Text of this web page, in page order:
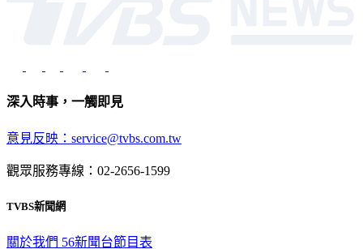
深入時事，一觸即見
意見反映：service@tvbs.com.tw
觀眾服務專線：02-2656-1599
TVBS新聞網
關於我們 56新聞台節目表